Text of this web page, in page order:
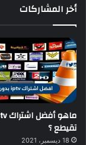
أخر المشاركات
تقيطع ؟
18 ديسمبر، 2021